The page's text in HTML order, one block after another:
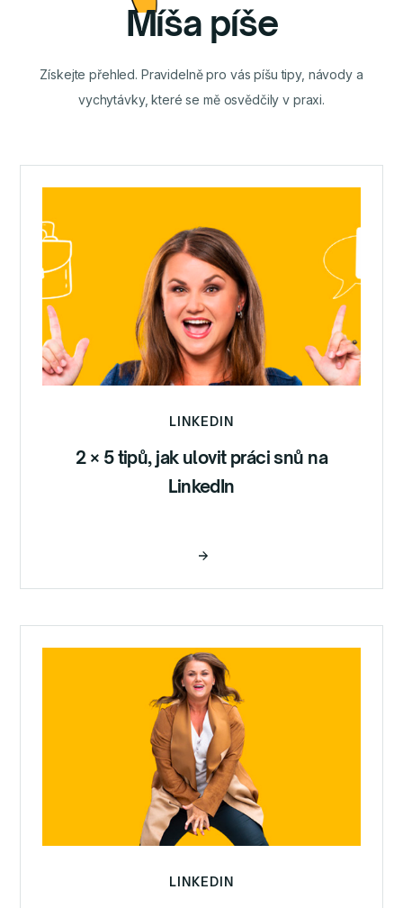
Míša píše
Získejte přehled. Pravidelně pro vás píšu tipy, návody a
vychytávky, které se mě osvědčily v praxi.
LINKEDIN
2 × 5 tipů, jak ulovit práci snů na
LinkedIn
LINKEDIN